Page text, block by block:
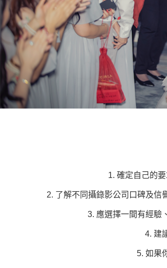
1. 確定自己的
2. 了解不同攝錄影公司口碑及信
3. 應選擇一間有經驗
4. 建
5. 如果